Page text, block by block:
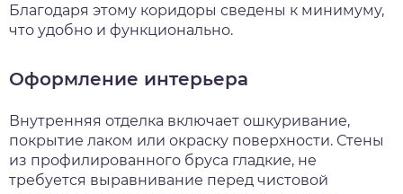
Благодаря этому коридоры сведены к минимуму,
что удобно и функционально.
Оформление интерьера
Внутренняя отделка включает ошкуривание,
покрытие лаком или окраску поверхности. Стены
из профилированного бруса гладкие, не
требуется выравнивание перед чистовой